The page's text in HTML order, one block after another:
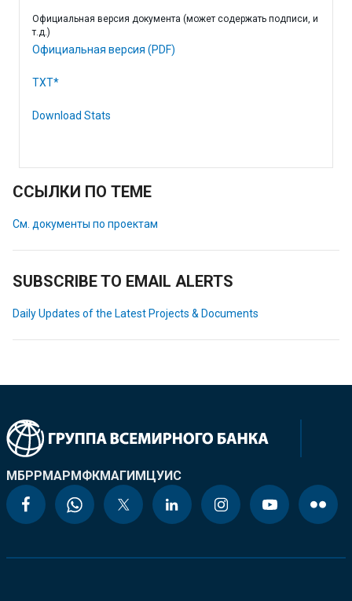
Официальная версия документа (может содержать подписи, и
т.д.)
Официальная версия (PDF)
TXT*
Download Stats
ССЫЛКИ ПО ТЕМЕ
См. документы по проектам
SUBSCRIBE TO EMAIL ALERTS
Daily Updates of the Latest Projects & Documents
МБРРМАРМФКМАГИМЦУИС